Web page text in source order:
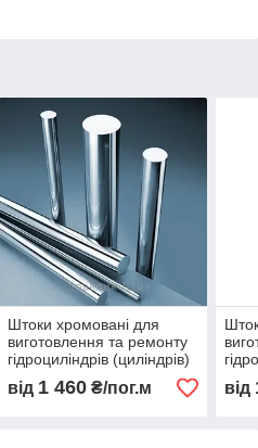
Штоки хромовані для
виготовлення та ремонту
гідроциліндрів (циліндрів)
Nimax-ICB
від 1 460₴/пог.м
у
від